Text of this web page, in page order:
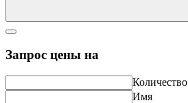
Запрос цены на
Количество
Имя